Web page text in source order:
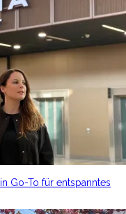
Go-To für entspanntes